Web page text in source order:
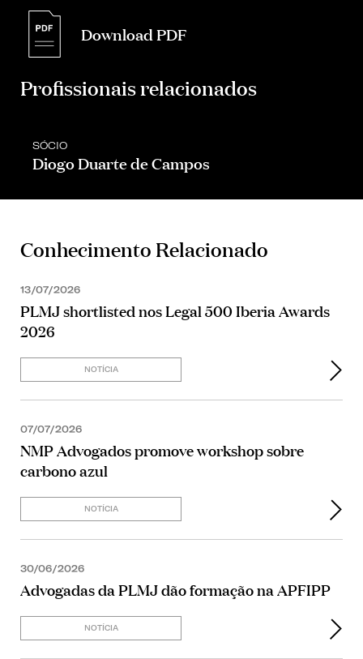
Download PDF
Profissionais relacionados
SÓCIO
Diogo Duarte de Campos
Conhecimento Relacionado
13/07/2026
PLMJ shortlisted nos Legal 500 Iberia Awards
2026
NOTÍCIA
07/07/2026
NMP Advogados promove workshop sobre
carbono azul
NOTÍCIA
30/06/2026
Advogadas da PLMJ dão formação na APFIPP
NOTÍCIA